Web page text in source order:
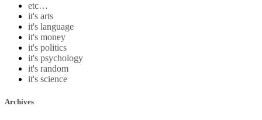
etc…
it's arts
it's language
it's money
it's politics
it's psychology
it's random
it's science
Archives